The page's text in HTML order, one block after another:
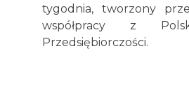
tygodnia, tworzony
współpracy z
Przedsiębiorczości.